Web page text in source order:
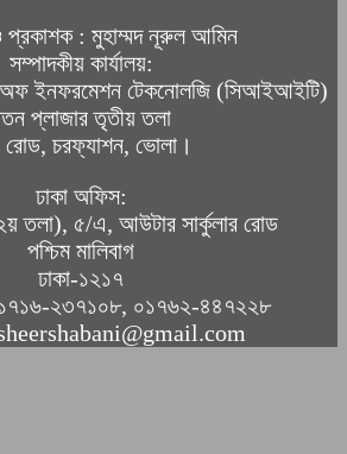
প্রকাশক : মুহাম্মদ নূরুল আমিন
সম্পাদকীয় কার্যালয়:
অফ ইনফরমেশন টেকনোলজি (সিআইআইটি)
প্লাজার তৃতীয় তলা
চরফ্যাশন, ভোলা।
ঢাকা অফিস:
তলা), ৫/এ, আউটার সার্কুলার রোড
পশ্চিম মালিবাগ
ঢাকা-১২১৭
২৩৭১০৮, ০১৭৬২-৪৪৭২২৮